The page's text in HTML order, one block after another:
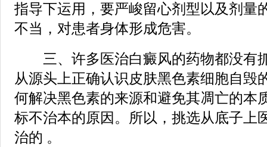
指导下运用，要严峻留心剂型以及剂量
不当，对患者身体形成危害。
三、许多医治白癜风的药物都没有
从源头上正确认识皮肤黑色素细胞自毁
何解决黑色素的来源和避免其凋亡的本
标不治本的原因。所以，挑选从底子上
治的 。